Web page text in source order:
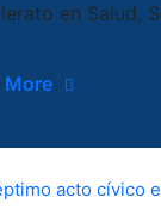
en Salud,
More